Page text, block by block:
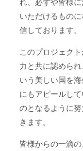
いただけるもの
信しております。
このプロジェク
力と共に認めら
いう美しい国を
にもアピールし
のとなるように
きます。
皆様からの一滴